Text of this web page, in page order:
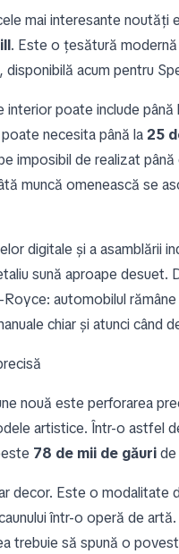
mai interesante noutăți
. Este o țesătură
disponibilă acum pentru
interior poate include până
necesita până la25
imposibil de realizat până
muncă omenească se
digitale și a asamblării
sună aproape desuet.
Royce: automobilul
chiar și atunci când
nouă este perforarea
artistice. Într-o astfel
78 de mii de găuride
decor. Este o modalitate
într-o operă de
trebuie să spună o